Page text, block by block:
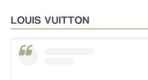
LOUIS VUITTON